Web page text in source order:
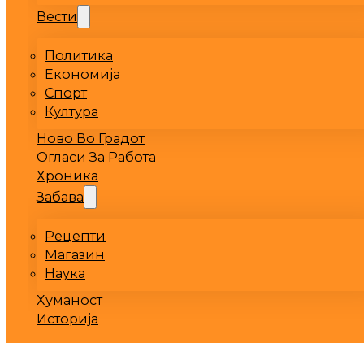
Вести
Политика
Економија
Спорт
Култура
Ново Во Градот
Огласи За Работа
Хроника
Забава
Рецепти
Магазин
Наука
Хуманост
Историја